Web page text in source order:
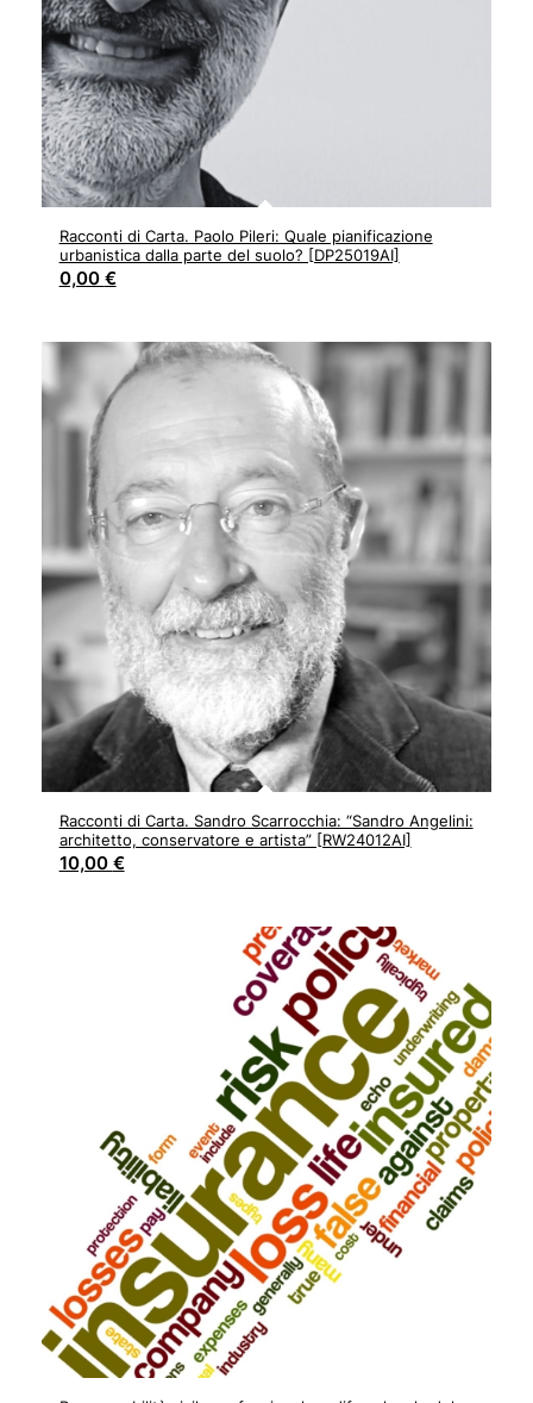
Racconti di Carta. Paolo Pileri: Quale pianificazione
urbanistica dalla parte del suolo? [DP25019AI]
0,00 €
Racconti di Carta. Sandro Scarrocchia: “Sandro Angelini:
architetto, conservatore e artista” [RW24012AI]
10,00 €